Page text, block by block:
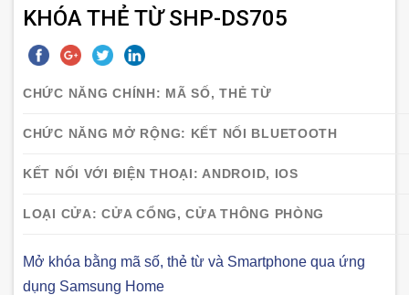
KHÓA THẺ TỪ SHP-DS705
CHỨC NĂNG CHÍNH: MÃ SỐ, THẺ TỪ
CHỨC NĂNG MỞ RỘNG: KẾT NỐI BLUETOOTH
KẾT NỐI VỚI ĐIỆN THOẠI: ANDROID, IOS
LOẠI CỬA: CỬA CỔNG, CỬA THÔNG PHÒNG
Mở khóa bằng mã số, thẻ từ và Smartphone qua ứng
dụng Samsung Home